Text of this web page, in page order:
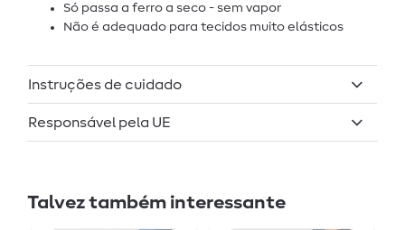
Só passa a ferro a seco - sem vapor
Não é adequado para tecidos muito elásticos
Instruções de cuidado
Responsável pela UE
Talvez também interessante